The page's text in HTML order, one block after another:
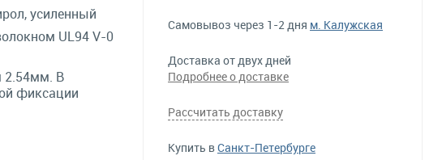
усиленный
UL94 V-0
2.54мм. В
фиксации
Самовывоз через 1-2 дня м. Калужская
Доставка от двух дней
Подробнее о доставке
Рассчитать доставку
Купить вСанкт-Петербурге